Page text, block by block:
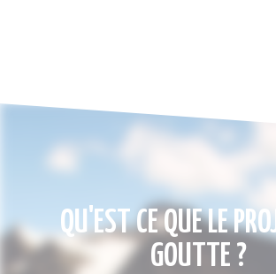
QU'EST CE QUE LE
GOUTTE ?